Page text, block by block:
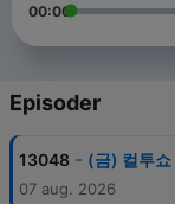
00:00
Episoder
13048 - (금) 컬투
07 aug. 2026